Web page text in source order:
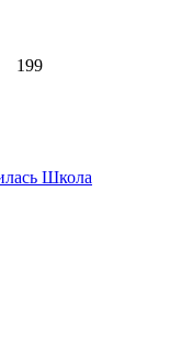
199
Школа